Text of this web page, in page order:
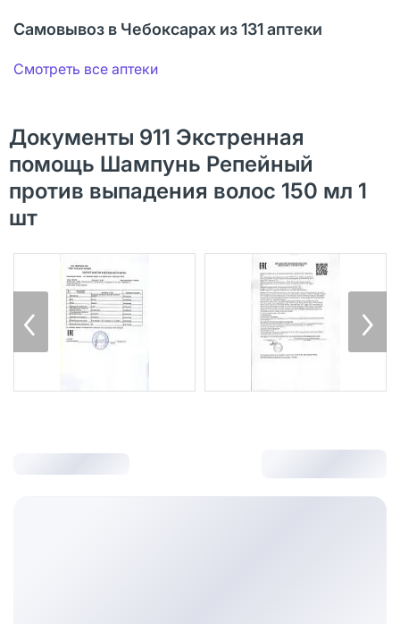
Самовывоз в Чебоксарах из 131 аптеки
Смотреть все аптеки
Документы 911 Экстренная
помощь Шампунь Репейный
против выпадения волос 150 мл 1
шт